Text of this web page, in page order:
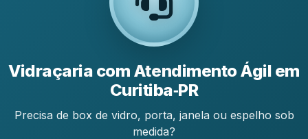
Vidraçaria com Atendimento Ágil em
Curitiba‑PR
Precisa de box de vidro, porta, janela ou espelho sob
medida?